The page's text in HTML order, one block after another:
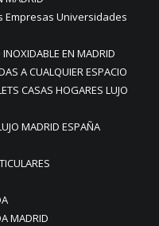
Empresas Universidades
EN MADRID
A CUALQUIER ESPACIO
CASAS HOGARES LUJO
MADRID ESPAÑA
MADRID